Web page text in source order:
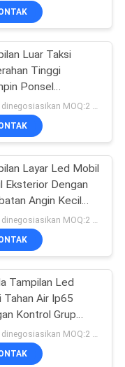
54
LED
Luar Taksi
Tinggi
Ponsel
6000 Nits
Dapat dinegosiasikan MOQ:2 buah
Layar Led Mobil
Eksterior Dengan
Angin Kecil
350mm
Tampilan Led
Tahan Air Ip65
Kontrol Grup
3g / 4g